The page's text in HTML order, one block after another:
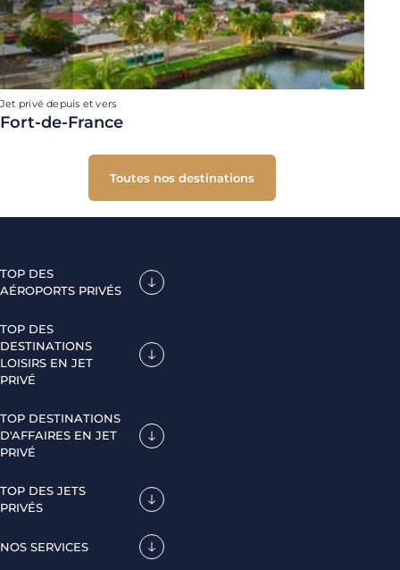
Jet privé depuis et vers
Fort-de-France
Toutes nos destinations
TOP DES
AÉROPORTS PRIVÉS
TOP DES
DESTINATIONS
LOISIRS EN JET
PRIVÉ
TOP DESTINATIONS
D'AFFAIRES EN JET
PRIVÉ
TOP DES JETS
PRIVÉS
NOS SERVICES